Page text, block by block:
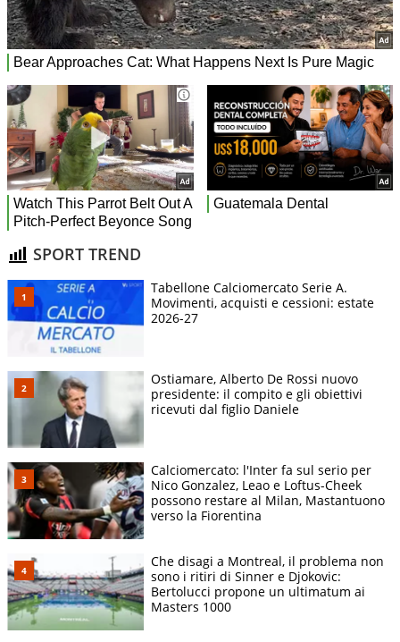
SPORT TREND
Tabellone Calciomercato Serie A.
Movimenti, acquisti e cessioni: estate
2026-27
Ostiamare, Alberto De Rossi nuovo
presidente: il compito e gli obiettivi
ricevuti dal figlio Daniele
Calciomercato: l'Inter fa sul serio per
Nico Gonzalez, Leao e Loftus-Cheek
possono restare al Milan, Mastantuono
verso la Fiorentina
Che disagi a Montreal, il problema non
sono i ritiri di Sinner e Djokovic:
Bertolucci propone un ultimatum ai
Masters 1000